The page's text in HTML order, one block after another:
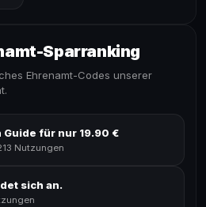
Sparranking
Ehrenamt-Codes unserer
Guide für nur 19.90 €
Nutzungen
sich an.